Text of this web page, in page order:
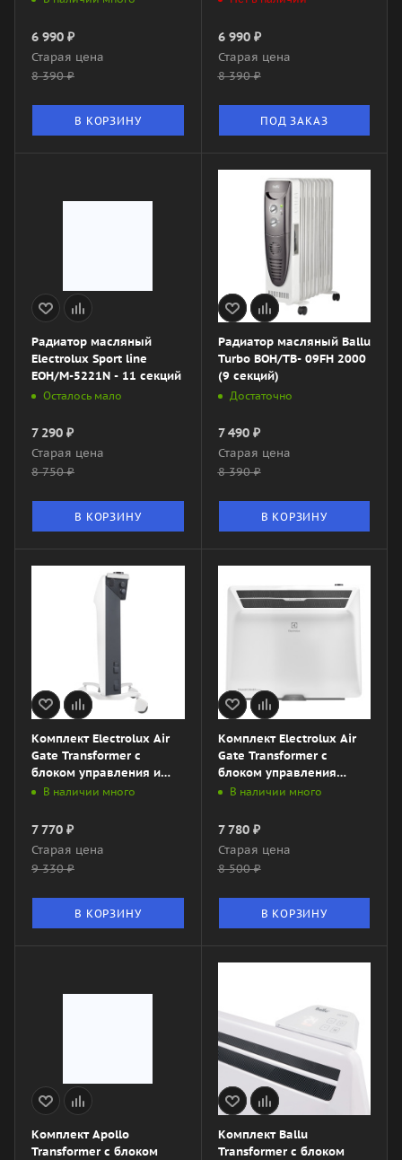
6 990 ₽
Старая цена
8 390₽
В КОРЗИНУ
6 990₽
Старая цена
8 390₽
ПОД ЗАКАЗ
Радиатор масляный
Electrolux Sport line
EOH/M-5221N - 11 секций
Осталось мало
7 290 ₽
Старая цена
8 750₽
В КОРЗИНУ
Радиатор масляный Ballu
Turbo BOH/TB- 09FH 2000
(9 секций)
Достаточно
7 490₽
Старая цена
8 390₽
В КОРЗИНУ
Комплект Electrolux Air
Gate Transformer с
блоком управления и
шасси ECH/AG2-1000 T-
В наличии много
7 770 ₽
Старая цена
9 330₽
В КОРЗИНУ
Комплект Electrolux Air
Gate Transformer с
блоком управления
ECH/AG2-1000 T-TUM3
В наличии много
7 780₽
Старая цена
8 500₽
В КОРЗИНУ
Комплект Apollo
Transformer с блоком
Комплект Ballu
Transformer с блоком